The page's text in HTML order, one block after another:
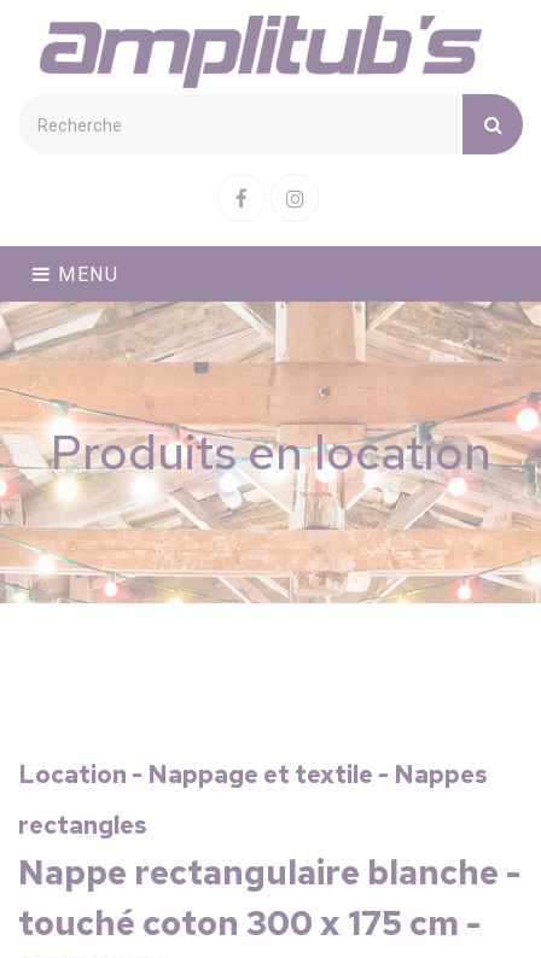
FacebookInstagram
MENU
Produits en location
Location - Nappage et textile - Nappes
rectangles
Nappe rectangulaire blanche -
touché coton 300 x 175 cm -
Cookies management panel